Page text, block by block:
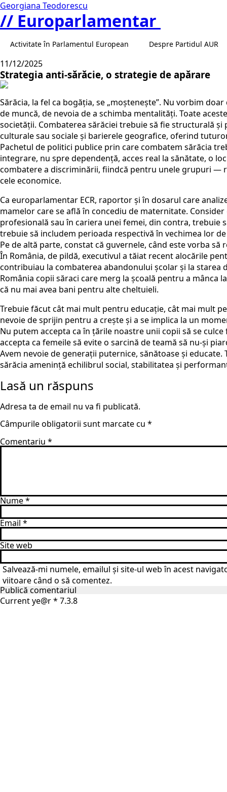
Georgiana Teodorescu
// Europarlamentar
Activitate în Parlamentul European Despre Partidul AUR
11/12/2025
Strategia anti-sărăcie, o strategie de apărare
Sărăcia, la fel ca bogăția, se „moștenește”. Nu vorbim
de muncă, de nevoia de a schimba mentalități. Toate
societății. Combaterea sărăciei trebuie să fie structurală
culturale sau sociale și barierele geografice, oferind
Pachetul de politici publice prin care combatem sărăcia
integrare, nu spre dependență, acces real la sănătate, o
combatere a discriminării, fiindcă pentru unele grupuri —
cele economice.
Ca europarlamentar ECR, raportor și în dosarul care
mamelor care se află în concediu de maternitate.
profesională sau în cariera unei femei, din contra, trebuie
trebuie să includem perioada respectivă în vechimea lor
Pe de altă parte, constat că guvernele, când este vorba
În România, de pildă, executivul a tăiat recent alocările
contribuiau la combaterea abandonului școlar și la
România copii săraci care merg la școală pentru a mânca
că nu mai avea bani pentru alte cheltuieli.
Trebuie făcut cât mai mult pentru educație, cât mai mult
nevoie de sprijin pentru a crește și a se implica la un
Nu putem accepta ca în țările noastre unii copii să se
accepta ca femeile să evite o sarcină de teamă să nu-și
Avem nevoie de generații puternice, sănătoase și
sărăcia amenință echilibrul social, stabilitatea și
Lasă un răspuns
Adresa ta de email nu va fi publicată.
Câmpurile obligatorii sunt marcate cu *
Comentariu *
Nume*
Email *
Site web
Salvează-mi numele, emailul și site-ul web în acest
viitoare când o să comentez.
Current ye@r*